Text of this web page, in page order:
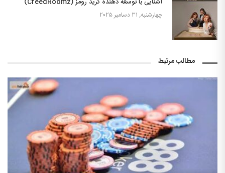
چهارشنبه, ۳۱ دسامبر ۲۰۲۵
مطالب مرتبط